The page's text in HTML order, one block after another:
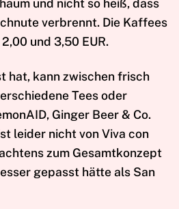
verbrennt. Die Kaffees
und 3,50 EUR.
hat, kann zwischen frisch
Tees oder
Ginger Beer & Co.
leider nicht von Viva con
zum Gesamtkonzept
gepasst hätte als San